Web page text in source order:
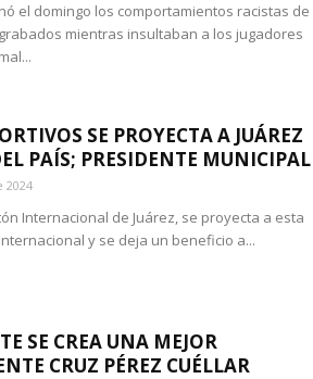
el domingo los comportamientos racistas de
mientras insultaban a los jugadores
SE PROYECTA A JUÁREZ
PAÍS; PRESIDENTE MUNICIPAL
2024
Internacional de Juárez, se proyecta a esta
y se deja un beneficio a...
SE CREA UNA MEJOR
CRUZ PÉREZ CUÉLLAR